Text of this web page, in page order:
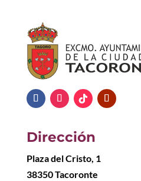
Dirección
Plaza del Cristo, 1
38350 Tacoronte